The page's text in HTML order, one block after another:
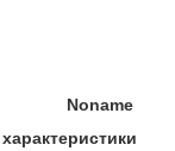
Noname